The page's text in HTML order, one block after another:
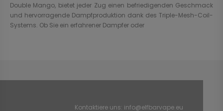
Double Mango, bietet jeder Zug einen befriedigenden Geschmack
und hervorragende Dampfproduktion dank des Triple-Mesh-Coil-
Systems. Ob Sie ein erfahrener Dampfer oder
Kontaktiere uns: info@elfbarvape.eu